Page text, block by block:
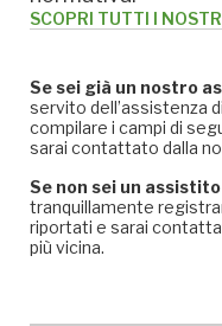
SCOPRI TUTTI I
Se sei già un nostro
servito dell’assistenza
compilare i campi di
sarai contattato dalla
Se non sei un assistito
tranquillamente
riportati e sarai
più vicina.